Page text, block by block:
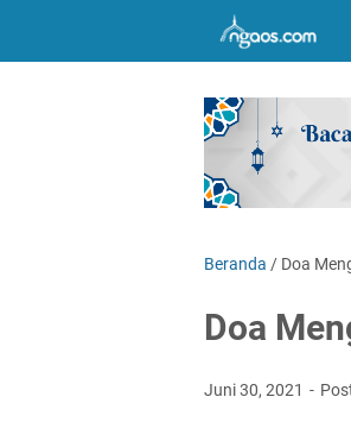
Beranda / Doa
Doa
Juni 30, 2021